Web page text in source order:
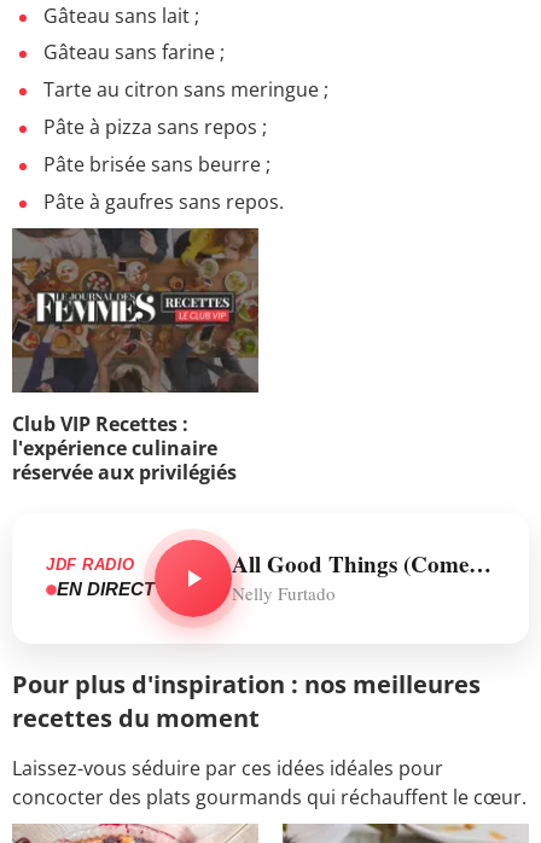
Gâteau sans lait ;
Gâteau sans farine ;
Tarte au citron sans meringue ;
Pâte à pizza sans repos ;
Pâte brisée sans beurre ;
Pâte à gaufres sans repos.
Club VIP Recettes :
l'expérience culinaire
réservée aux privilégiés
JDF RADIO
EN DIRECT
All Good Things (Come To An End)
Nelly Furtado
Pour plus d'inspiration : nos meilleures
recettes du moment
Laissez-vous séduire par ces idées idéales pour
concocter des plats gourmands qui réchauffent le cœur.